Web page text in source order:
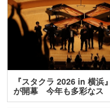
『スタクラ 2026 in 横浜』
が開幕 今年も多彩なス
テ…